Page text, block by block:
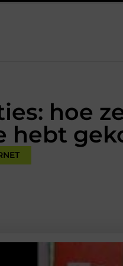
hoe
hebt